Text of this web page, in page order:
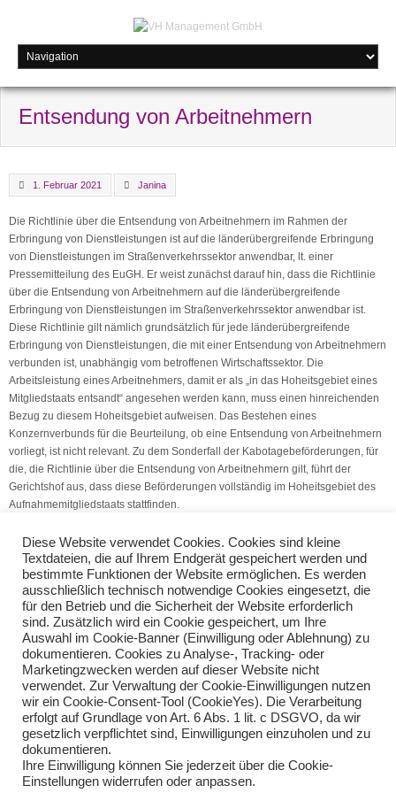
Entsendung von Arbeitnehmern
1. Februar 2021 Janina
Die Richtlinie über die Entsendung von Arbeitnehmern im Rahmen der
Erbringung von Dienstleistungen ist auf die länderübergreifende Erbringung
von Dienstleistungen im Straßenverkehrssektor anwendbar, lt. einer
Pressemitteilung des EuGH. Er weist zunächst darauf hin, dass die Richtlinie
über die Entsendung von Arbeitnehmern auf die länderübergreifende
Erbringung von Dienstleistungen im Straßenverkehrssektor anwendbar ist.
Diese Richtlinie gilt nämlich grundsätzlich für jede länderübergreifende
Erbringung von Dienstleistungen, die mit einer Entsendung von Arbeitnehmern
verbunden ist, unabhängig vom betroffenen Wirtschaftssektor. Die
Arbeitsleistung eines Arbeitnehmers, damit er als „in das Hoheitsgebiet eines
Mitgliedstaats entsandt“ angesehen werden kann, muss einen hinreichenden
Bezug zu diesem Hoheitsgebiet aufweisen. Das Bestehen eines
Konzernverbunds für die Beurteilung, ob eine Entsendung von Arbeitnehmern
vorliegt, ist nicht relevant. Zu dem Sonderfall der Kabotagebeförderungen, für
die, die Richtlinie über die Entsendung von Arbeitnehmern gilt, führt der
Gerichtshof aus, dass diese Beförderungen vollständig im Hoheitsgebiet des
Aufnahmemitgliedstaats stattfinden.
(Quelle: V.S.H. Dienstleistungs GmbH)
Pauschalentgelte für Sparmenüs
Steuerstundungen wegen Pandemie
Teilen Sie diese Nachricht mit Ihren Freunden oder Kollegen
Diese Website verwendet Cookies. Cookies sind kleine
Textdateien, die auf Ihrem Endgerät gespeichert werden und
bestimmte Funktionen der Website ermöglichen. Es werden
ausschließlich technisch notwendige Cookies eingesetzt, die
für den Betrieb und die Sicherheit der Website erforderlich
sind. Zusätzlich wird ein Cookie gespeichert, um Ihre
Auswahl im Cookie-Banner (Einwilligung oder Ablehnung) zu
dokumentieren. Cookies zu Analyse-, Tracking- oder
Marketingzwecken werden auf dieser Website nicht
verwendet. Zur Verwaltung der Cookie-Einwilligungen nutzen
wir ein Cookie-Consent-Tool (CookieYes). Die Verarbeitung
erfolgt auf Grundlage von Art. 6 Abs. 1 lit. c DSGVO, da wir
gesetzlich verpflichtet sind, Einwilligungen einzuholen und zu
dokumentieren.
Ihre Einwilligung können Sie jederzeit über die Cookie-
Einstellungen widerrufen oder anpassen.